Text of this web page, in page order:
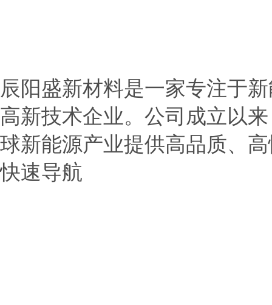
辰阳盛新材料是一家专注于
高新技术企业。公司成立以
球新能源产业提供高品质、
快速导航